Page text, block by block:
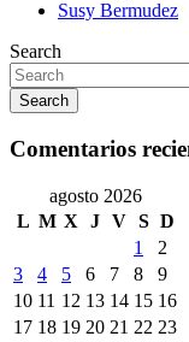
Susy Bermudez
Search
Search
Comentarios
agosto 2026
L M X J V S D
1
2
3
4 5 6 7 8
9
10 11 12 13 14 15 16
17 18 19 20 21 22 23